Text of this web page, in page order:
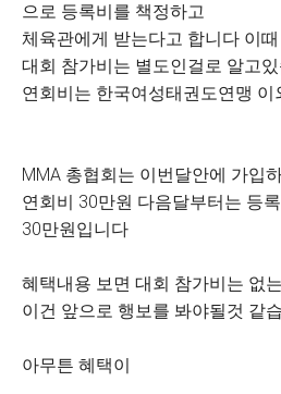
으로 등록비를 책정하고
체육관에게 받는다고 합니다 이
대회 참가비는 별도인걸로 알고
연회비는 한국여성태권도연맹 이
MMA 총협회는 이번달안에 가입
연회비 30만원 다음달부터는 등
30만원입니다
혜택내용 보면 대회 참가비는 없
이건 앞으로 행보를 봐야될것 같
아무튼 혜택이